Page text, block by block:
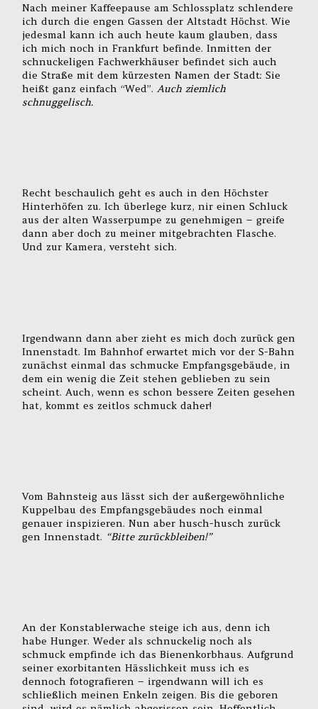
Nach meiner Kaffeepause am Schlossplatz schlendere
ich durch die engen Gassen der Altstadt Höchst. Wie
jedesmal kann ich auch heute kaum glauben, dass
ich mich noch in Frankfurt befinde. Inmitten der
schnuckeligen Fachwerkhäuser befindet sich auch
die Straße mit dem kürzesten Namen der Stadt: Sie
heißt ganz einfach “Wed”.Auch ziemlich
schnuggelisch.
Recht beschaulich geht es auch in den Höchster
Hinterhöfen zu. Ich überlege kurz, nir einen Schluck
aus der alten Wasserpumpe zu genehmigen – greife
dann aber doch zu meiner mitgebrachten Flasche.
Und zur Kamera, versteht sich.
Irgendwann dann aber zieht es mich doch zurück gen
Innenstadt. Im Bahnhof erwartet mich vor der S-Bahn
zunächst einmal das schmucke Empfangsgebäude, in
dem ein wenig die Zeit stehen geblieben zu sein
scheint. Auch, wenn es schon bessere Zeiten gesehen
hat, kommt es zeitlos schmuck daher!
Vom Bahnsteig aus lässt sich der außergewöhnliche
Kuppelbau des Empfangsgebäudes noch einmal
genauer inspizieren. Nun aber husch-husch zurück
gen Innenstadt. “Bitte zurückbleiben!”
An der Konstablerwache steige ich aus, denn ich
habe Hunger. Weder als schnuckelig noch als
schmuck empfinde ich das Bienenkorbhaus. Aufgrund
seiner exorbitanten Hässlichkeit muss ich es
dennoch fotografieren – irgendwann will ich es
schließlich meinen Enkeln zeigen. Bis die geboren